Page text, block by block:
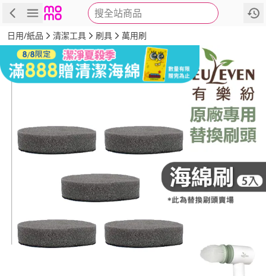
搜全站商品
商品 評價 詳情
日用/紙品 清潔工具 刷具 萬用刷